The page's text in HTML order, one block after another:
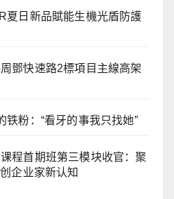
夏日新品賦能生機光盾防護
鄧快速路2標項目主線高架
粉：“看牙的事我只找她”
程首期班第三模块收官：聚
企业家新认知